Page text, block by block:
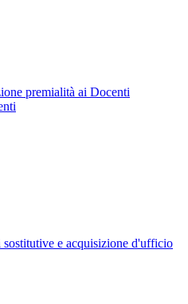
premialità ai Docenti
e acquisizione d'ufficio